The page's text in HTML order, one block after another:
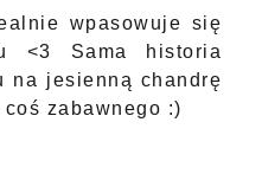
wpasowuje się
<3 Sama historia
na jesienną chandrę
zabawnego :)